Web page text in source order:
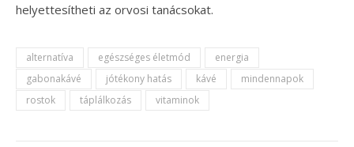
helyettesítheti az orvosi tanácsokat.
alternatíva egészséges életmód
energia
gabonakávé
jótékony hatás kávé
mindennapok
rostok
táplálkozás vitaminok